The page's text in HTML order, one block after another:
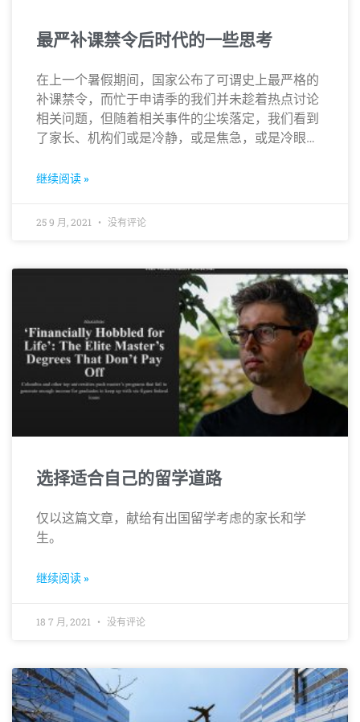
最严补课禁令后时代的一些思考
在上一个暑假期间，国家公布了可谓史上最严格的
补课禁令，而忙于申请季的我们并未趁着热点讨论
相关问题，但随着相关事件的尘埃落定，我们看到
了家长、机构们或是冷静，或是焦急，或是冷眼旁
继续阅读 »
25 9 月, 2021 没有评论
选择适合自己的留学道路
仅以这篇文章，献给有出国留学考虑的家长和学
生。
继续阅读 »
18 7 月, 2021 没有评论